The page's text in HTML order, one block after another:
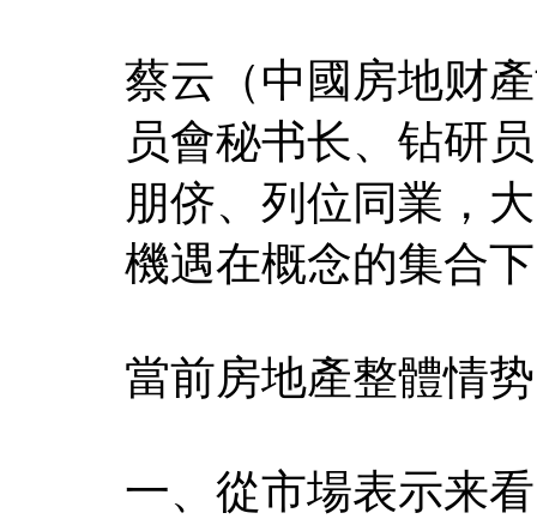
蔡云（中國房地财
员會秘书长、钻研
朋侪、列位同業，
機遇在概念的集合
當前房地產整體情
一、從市場表示来